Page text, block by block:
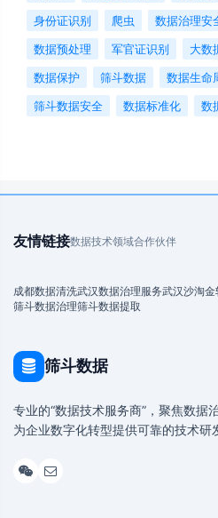
身份证识别
爬虫 数据治理安
数据预处理
军官证识别 大数
数据保护
筛斗数据 数据生命
筛斗数据安全
数据标准化 数
友情链接数据技术领域合作伙伴
成都数据清洗武汉数据治理服务武汉沙淘金
筛斗数据治理筛斗数据提取
筛斗数据
专业的“数据技术服务商”，聚焦数据
为企业数字化转型提供可靠的技术研